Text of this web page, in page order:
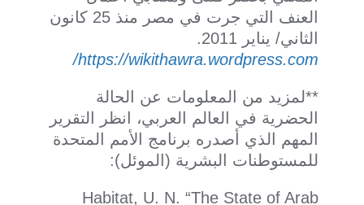
العنف التي جرت في مصر منذ 25 كانون
الثاني/ يناير 2011.
https://wikithawra.wordpress.com/
**لمزيد من المعلومات عن الحالة
الحضرية في العالم العربي، انظر التقرير
المهم الذي أصدره برنامج الأمم المتحدة
للمستوطنات البشرية (الموئل):
Habitat, U. N. “The State of Arab